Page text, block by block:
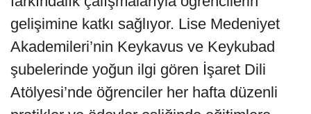
gelişimine katkı sağlıyor. Lise Medeniyet
Akademileri’nin Keykavus ve Keykubad
şubelerinde yoğun ilgi gören İşaret Dili
Atölyesi’nde öğrenciler her hafta düzenli